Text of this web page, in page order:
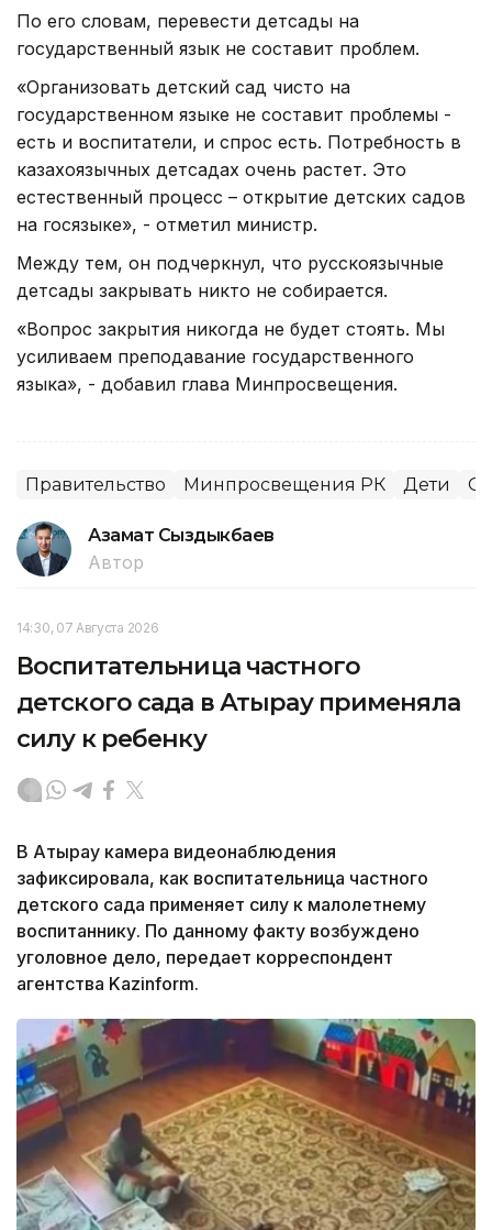
По его словам, перевести детсады на
государственный язык не составит проблем.
«Организовать детский сад чисто на
государственном языке не составит проблемы -
есть и воспитатели, и спрос есть. Потребность в
казахоязычных детсадах очень растет. Это
естественный процесс – открытие детских садов
на госязыке», - отметил министр.
Между тем, он подчеркнул, что русскоязычные
детсады закрывать никто не собирается.
«Вопрос закрытия никогда не будет стоять. Мы
усиливаем преподавание государственного
языка», - добавил глава Минпросвещения.
Правительство Минпросвещения РК Дети
Азамат Сыздыкбаев
Автор
14:30, 07 Августа 2026
Воспитательница частного
детского сада в Атырау применяла
силу к ребенку
В Атырау камера видеонаблюдения
зафиксировала, как воспитательница частного
детского сада применяет силу к малолетнему
воспитаннику. По данному факту возбуждено
уголовное дело, передает корреспондент
агентства Kazinform.